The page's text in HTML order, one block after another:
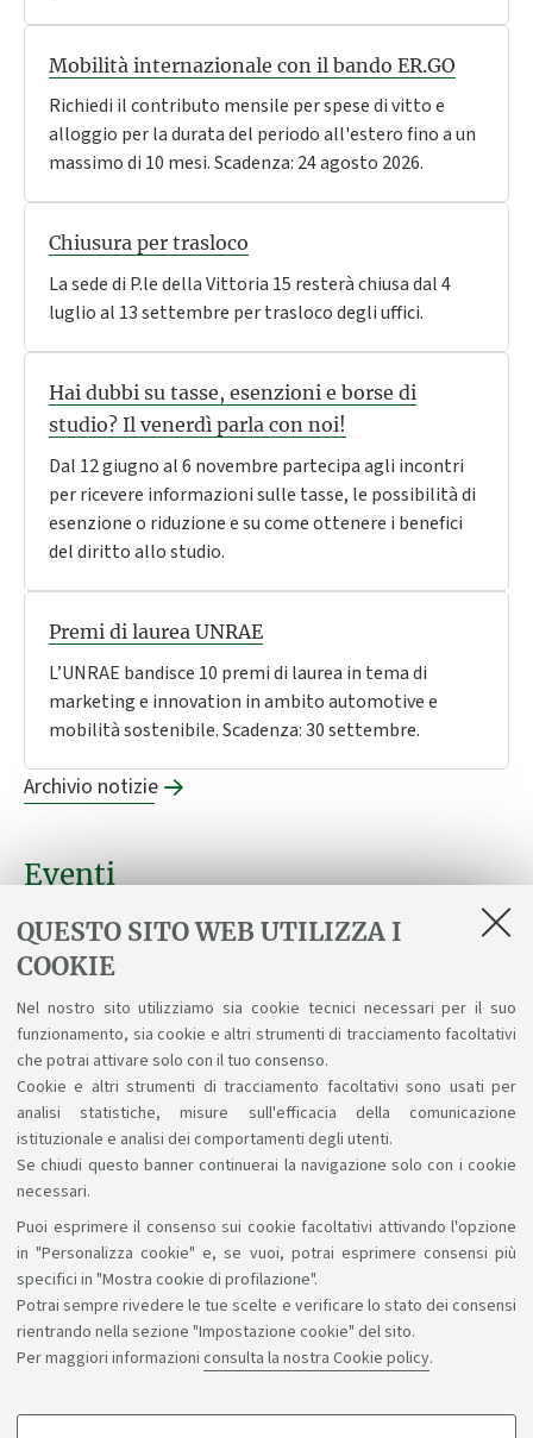
QUESTO SITO WEB UTILIZZA I
COOKIE
Nel nostro sito utilizziamo sia cookie tecnici necessari per il suo
funzionamento, sia cookie e altri strumenti di tracciamento facoltativi
che potrai attivare solo con il tuo consenso.
Cookie e altri strumenti di tracciamento facoltativi sono usati per
analisi statistiche, misure sull'efficacia della comunicazione
istituzionale e analisi dei comportamenti degli utenti.
Se chiudi questo banner continuerai la navigazione solo con i cookie
necessari.
Puoi esprimere il consenso sui cookie facoltativi attivando l'opzione
in "Personalizza cookie" e, se vuoi, potrai esprimere consensi più
specifici in "Mostra cookie di profilazione".
Potrai sempre rivedere le tue scelte e verificare lo stato dei consensi
rientrando nella sezione "Impostazione cookie" del sito.
Per maggiori informazioni consulta la nostra Cookie policy.
Mobilità internazionale con il bando ER.GO
Richiedi il contributo mensile per spese di vitto e
alloggio per la durata del periodo all'estero fino a un
massimo di 10 mesi. Scadenza: 24 agosto 2026.
Chiusura per trasloco
La sede di P.le della Vittoria 15 resterà chiusa dal 4
luglio al 13 settembre per trasloco degli uffici.
Hai dubbi su tasse, esenzioni e borse di
studio? Il venerdì parla con noi!
Dal 12 giugno al 6 novembre partecipa agli incontri
per ricevere informazioni sulle tasse, le possibilità di
esenzione o riduzione e su come ottenere i benefici
del diritto allo studio.
Premi di laurea UNRAE
L’UNRAE bandisce 10 premi di laurea in tema di
marketing e innovation in ambito automotive e
mobilità sostenibile. Scadenza: 30 settembre.
Archivio notizie
Eventi
Archivio eventi
Eventi di orientamento
Oggi non ci sono open day
Vai agli eventi di orientamento
Sosteniamo il diritto alla conoscenza
Seguici su: